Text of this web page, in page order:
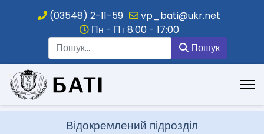
(03548) 2-11-59
vp_bati@ukr.net
Пн - Пт 8:00 - 17:00
Пошук
.
Відокремлений підрозділ